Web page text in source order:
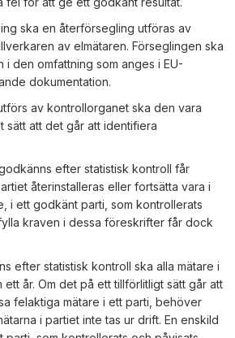
ska en återförsegling utföras av
av elmätaren. Förseglingen ska
i den omfattning som anges i EU-
dokumentation.
av kontrollorganet ska den vara
sätt att det går att identifiera
efter statistisk kontroll får
återinstalleras eller fortsätta vara i
i ett godkänt parti, som kontrollerats
kraven i dessa föreskrifter får dock
efter statistisk kontroll ska alla mätare i
ett år. Om det på ett tillförlitligt sätt går att
felaktiga mätare i ett parti, behöver
i partiet inte tas ur drift. En enskild